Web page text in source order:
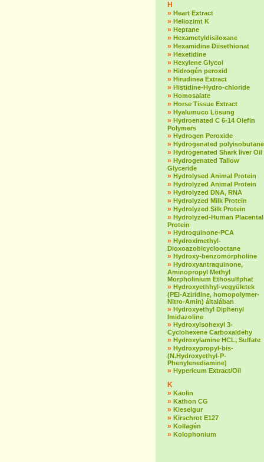
H
» Heart Extract
» Heliozimt K
» Heptane
» Hexametyldisiloxane
» Hexamidine Diisethionat
» Hexetidine
» Hexylene Glycol
» Hidrogén peroxid
» Hirudinea Extract
» Histidine-Hydro-chloride
» Homosalate
» Horse Tissue Extract
» Hyalumuco Lösung
» Hydroenated C 6-14 Olefin
Polymers
» Hydrogen Peroxide
» Hydrogenated polyisobutane
» Hydrogenated Shark liver Oil
» Hydrogenated Tallow
Glyceride
» Hydrolysed Animal Protein
» Hydrolyzed Animal Protein
» Hydrolyzed DNA, RNA
» Hydrolyzed Milk Protein
» Hydrolyzed Silk Protein
» Hydrolyzed-Human Placental
Protein
» Hydroquinone-PCA
» Hydroximethyl-
Dioxoazobicyclooctane
» Hydroxy-benzomorpholine
» Hydroxyantraquinone,
Aminopropyl Methyl
Morpholinium Ethosulfphat
» Hydroxyethhyl-vegyületek
(PEI-Aziridine, homopolymer-
Nitro-Amin) általában
» Hydroxyethyl Diphenyl
Imidazoline
» Hydroxyisohexyl 3-
Cyclohexene Carboxaldehy
» Hydroxylamine HCL, Sulfate
» Hydroxypropyl-bis-
(N.Hydroxyethyl-P-
Phenylenediamine)
» Hypericum Extract/Oil
K
» Kaolin
» Kathon CG
» Kieselgur
» Kirschrot E127
» Kollagén
» Kolophonium